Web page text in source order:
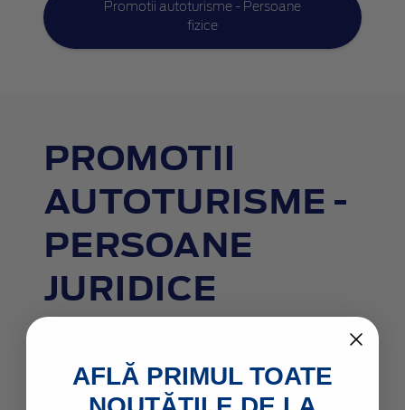
Promotii autoturisme - Persoane
fizice
PROMOTII
AUTOTURISME -
PERSOANE
JURIDICE
AFLĂ PRIMUL TOATE